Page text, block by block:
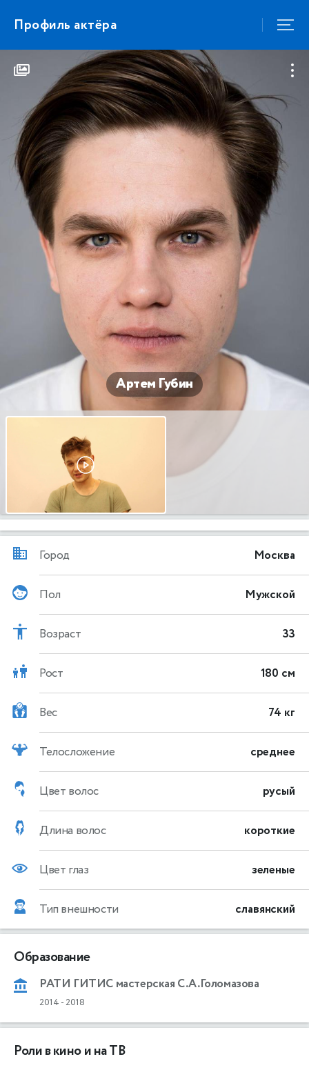
Профиль актёра
Артем Губин
Город Москва
Пол Мужской
Возраст 33
Рост 180 см
Вес 74 кг
Телосложение среднее
Цвет волос русый
Длина волос короткие
Цвет глаз зеленые
Тип внешности славянский
Образование
РАТИ ГИТИС мастерская С.А.Голомазова
2014 - 2018
Роли в кино и на ТВ